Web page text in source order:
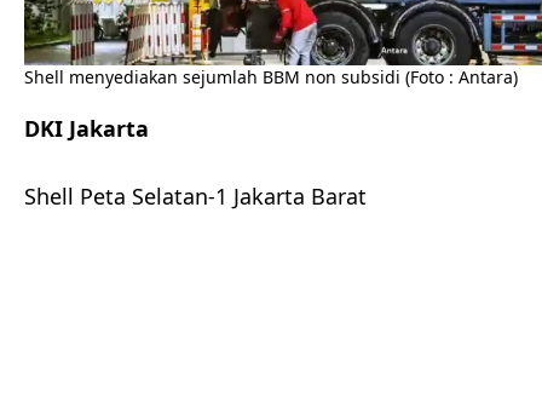
Shell menyediakan sejumlah BBM non subsidi (Foto : Antara)
DKI Jakarta
Shell Peta Selatan-1 Jakarta Barat